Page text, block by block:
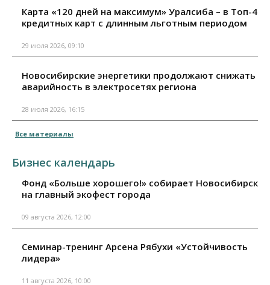
Карта «120 дней на максимум» Уралсиба – в Топ-4
кредитных карт с длинным льготным периодом
29 июля 2026, 09:10
Новосибирские энергетики продолжают снижать
аварийность в электросетях региона
28 июля 2026, 16:15
Все материалы
Бизнес календарь
Фонд «Больше хорошего!» собирает Новосибирск
на главный экофест города
09 августа 2026, 12:00
Семинар-тренинг Арсена Рябухи «Устойчивость
лидера»
11 августа 2026, 10:00